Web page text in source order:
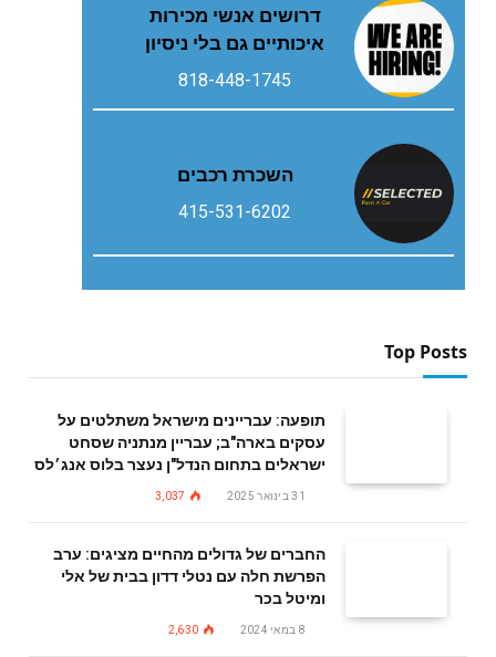
דרושים אנשי מכירות
איכותיים גם בלי ניסיון
818-448-1745
השכרת רכבים
415-531-6202
Top Posts
תופעה: עבריינים מישראל משתלטים על
עסקים בארה"ב; עבריין מנתניה שסחט
ישראלים בתחום הנדל"ן נעצר בלוס אנג׳לס
31 בינואר 2025 3,037
החברים של גדולים מהחיים מציגים: ערב
הפרשת חלה עם נטלי דדון בבית של אלי
ומיטל בכר
8 במאי 2024 2,630